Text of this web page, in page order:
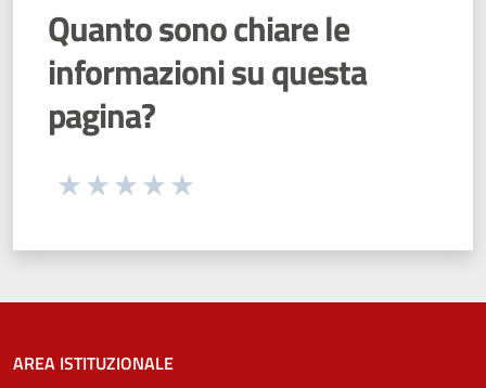
Quanto sono chiare le
informazioni su questa
pagina?
Seleziona una valutazione da 1 a 5 stelle
AREA ISTITUZIONALE